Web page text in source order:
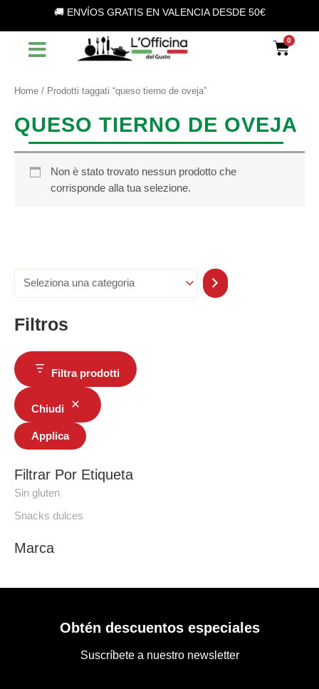
contenuto
🚚 ENVÍOS GRATIS EN VALENCIA DESDE 50€
l
o
u
a
Filtros
Filtra prodotti
Chiudi
Applica
Filtrar Por Etiqueta
Sin gluten
Snacks dulces
Marca
Home / Prodotti taggati “queso tierno de oveja”
QUESO TIERNO DE OVEJA
Non è stato trovato nessun prodotto che
corrisponde alla tua selezione.
Obtén descuentos especiales
Suscríbete a nuestro newsletter